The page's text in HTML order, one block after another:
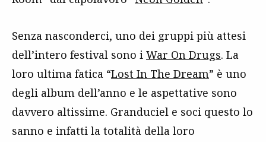
Senza nasconderci, uno dei gruppi più attesi
dell’intero festival sono i War On Drugs. La
loro ultima fatica “Lost In The Dream” è uno
degli album dell’anno e le aspettative sono
davvero altissime. Granduciel e soci questo lo
sanno e infatti la totalità della loro